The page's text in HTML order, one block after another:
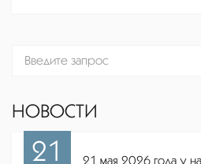
НОВОСТИ
21
21 мая 2026 года